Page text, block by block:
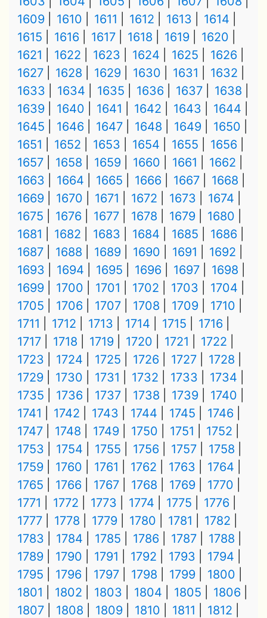
1609
1610 1611 1612 1613
1614
1615
1616 1617 1618 1619
1620
1621
1622 1623 1624 1625
1626
1627
1628 1629 1630 1631
1632
1633
1634 1635 1636 1637
1638
1639
1640 1641 1642 1643
1644
1645
1646 1647 1648 1649
1650
1651
1652 1653 1654 1655
1656
1657
1658 1659 1660 1661
1662
1663
1664 1665 1666 1667
1668
1669
1670 1671 1672 1673
1674
1675
1676 1677 1678 1679
1680
1681
1682 1683 1684 1685
1686
1687
1688 1689 1690 1691
1692
1693
1694 1695 1696 1697
1698
1699
1700 1701 1702 1703
1704
1705
1706 1707 1708 1709
1710
1711
1712 1713 1714 1715
1716
1717
1718 1719 1720 1721
1722
1723
1724 1725 1726 1727
1728
1729
1730 1731 1732 1733
1734
1735
1736 1737 1738 1739
1740
1741
1742 1743 1744 1745
1746
1747
1748 1749 1750 1751
1752
1753
1754 1755 1756 1757
1758
1759
1760 1761 1762 1763
1764
1765
1766 1767 1768 1769
1770
1771
1772 1773 1774 1775
1776
1777
1778 1779 1780 1781
1782
1783
1784 1785 1786 1787
1788
1789
1790 1791 1792 1793
1794
1795
1796 1797 1798 1799
1800
1801
1802 1803 1804 1805
1806
1807
1808 1809 1810 1811
1812